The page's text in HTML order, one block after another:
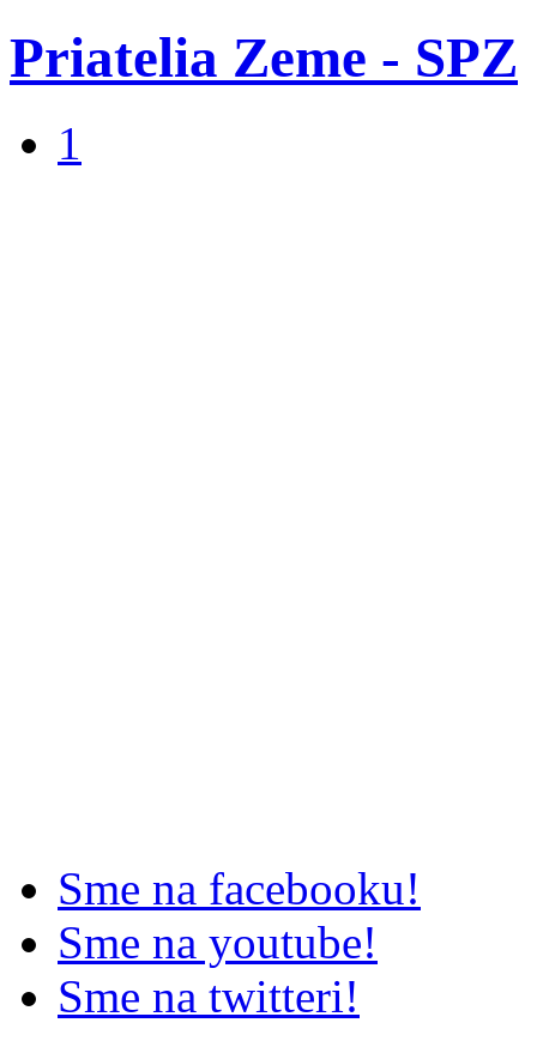
Priatelia Zeme - SPZ
1
Sme na facebooku!
Sme na youtube!
Sme na twitteri!